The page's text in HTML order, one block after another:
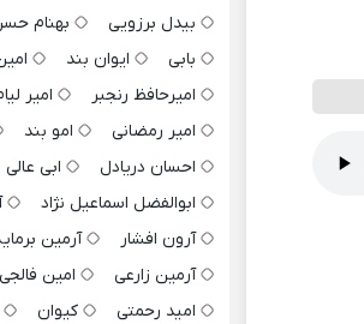
بیدل برزویی
بهنام
بابی
ایوان بند
امیرحافظ رنجبر
امیر
امیر رمضانی
امو بند
احسان دریادل
ابی عالی
ابوالفضل اسماعیل نژاد
آرون افشار
آرمین
آرمین زارعی
امین فالجی
امید رحمتی
کیوان